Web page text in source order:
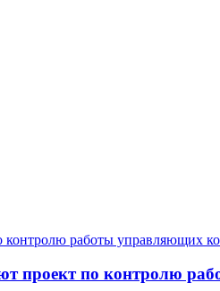
проект по контролю